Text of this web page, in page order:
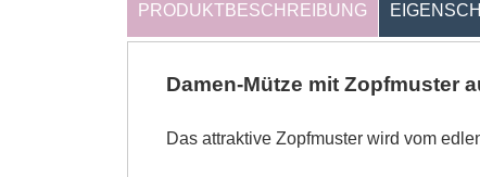
PRODUKTBESCHREIBUNG
Damen-Mütze mit Zopfmuster
Das attraktive Zopfmuster wird vom